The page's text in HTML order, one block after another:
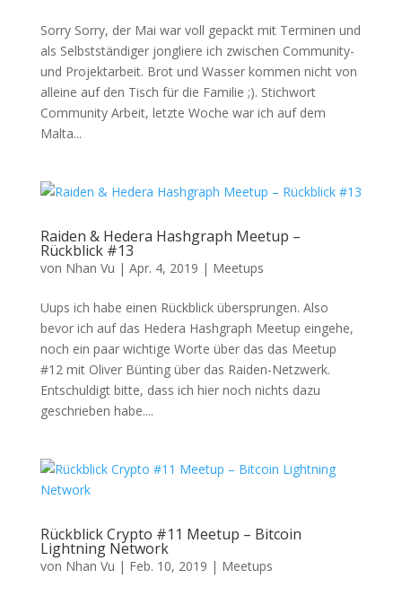
Sorry Sorry, der Mai war voll gepackt mit Terminen und
als Selbstständiger jongliere ich zwischen Community-
und Projektarbeit. Brot und Wasser kommen nicht von
alleine auf den Tisch für die Familie ;). Stichwort
Community Arbeit, letzte Woche war ich auf dem
Malta...
Raiden & Hedera Hashgraph Meetup –
Rückblick #13
von Nhan Vu | Apr. 4, 2019 | Meetups
Uups ich habe einen Rückblick übersprungen. Also
bevor ich auf das Hedera Hashgraph Meetup eingehe,
noch ein paar wichtige Worte über das das Meetup
#12 mit Oliver Bünting über das Raiden-Netzwerk.
Entschuldigt bitte, dass ich hier noch nichts dazu
geschrieben habe....
Rückblick Crypto #11 Meetup – Bitcoin
Lightning Network
von Nhan Vu | Feb. 10, 2019 | Meetups